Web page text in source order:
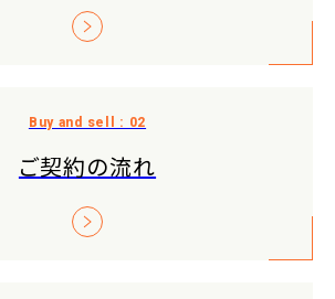
ご契約の流れ